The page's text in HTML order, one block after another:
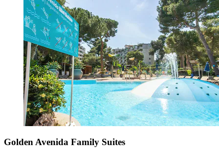
Golden Avenida Family Suites